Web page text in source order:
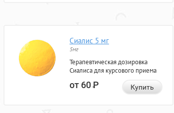
Сиалис 5 мг
5мг
Терапевтическая дозировка
Сиалиса для курсового приема
от 60Р Купить